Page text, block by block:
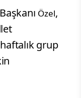
Özel,
grup